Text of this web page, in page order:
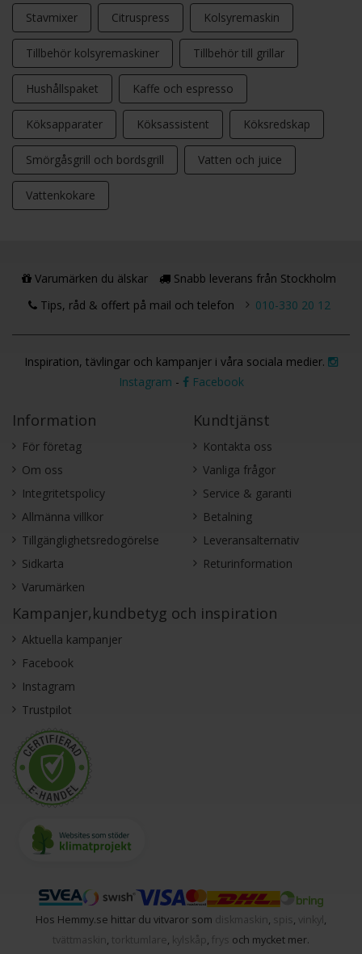
Stavmixer Citruspress Kolsyremaskin
Tillbehör kolsyremaskiner Tillbehör till grillar
Hushållspaket Kaffe och espresso
Köksapparater Köksassistent Köksredskap
Smörgåsgrill och bordsgrill Vatten och juice
Vattenkokare
Varumärken du älskar
Snabb leverans från Stockholm
Tips, råd & offert på mail och telefon
010-330 20 12
Inspiration, tävlingar och kampanjer i våra sociala medier.
Instagram - Facebook
Information
För företag
Om oss
Integritetspolicy
Allmänna villkor
Tillgänglighetsredogörelse
Sidkarta
Varumärken
Kundtjänst
Kontakta oss
Vanliga frågor
Service & garanti
Betalning
Leveransalternativ
Returinformation
Kampanjer,kundbetyg och inspiration
Aktuella kampanjer
Facebook
Instagram
Trustpilot
Hos Hemmy.se hittar du vitvaror som diskmaskin , spis , vinkyl ,
tvättmaskin , torktumlare , kylskåp , frys och mycket mer.